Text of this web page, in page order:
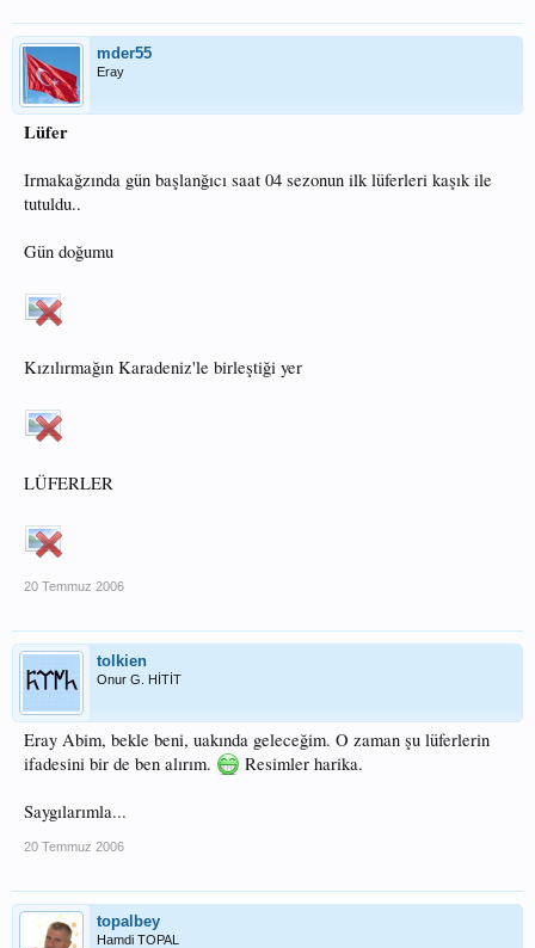
mder55
Eray
Lüfer
Irmakağzında gün başlanğıcı saat 04 sezonun ilk lüferleri kaşık ile
tutuldu..
Gün doğumu
Kızılırmağın Karadeniz'le birleştiği yer
LÜFERLER
20 Temmuz 2006
tolkien
Onur G. HİTİT
Eray Abim, bekle beni, uakında geleceğim. O zaman şu lüferlerin
ifadesini bir de ben alırım.
Resimler harika.
Saygılarımla...
20 Temmuz 2006
topalbey
Hamdi TOPAL